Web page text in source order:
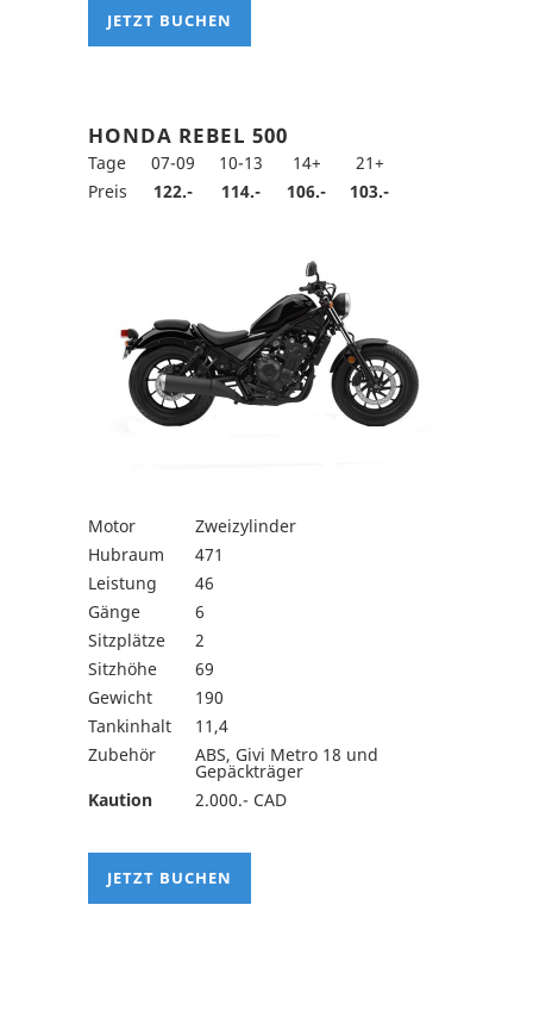
JETZT BUCHEN
HONDA REBEL 500
Tage 07-09 10-13 14+
21+
Preis
122.- 114.- 106.- 103.-
Motor
Zweizylinder
Hubraum
471
Leistung
46
Gänge
6
Sitzplätze
2
Sitzhöhe
69
Gewicht
190
Tankinhalt
11,4
Zubehör
ABS, Givi Metro 18 und
Gepäckträger
Kaution
2.000.- CAD
JETZT BUCHEN